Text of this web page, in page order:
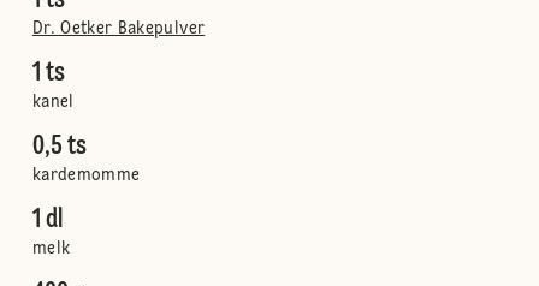
Dr. Oetker Bakepulver
1 ts
kanel
0,5 ts
kardemomme
1 dl
melk